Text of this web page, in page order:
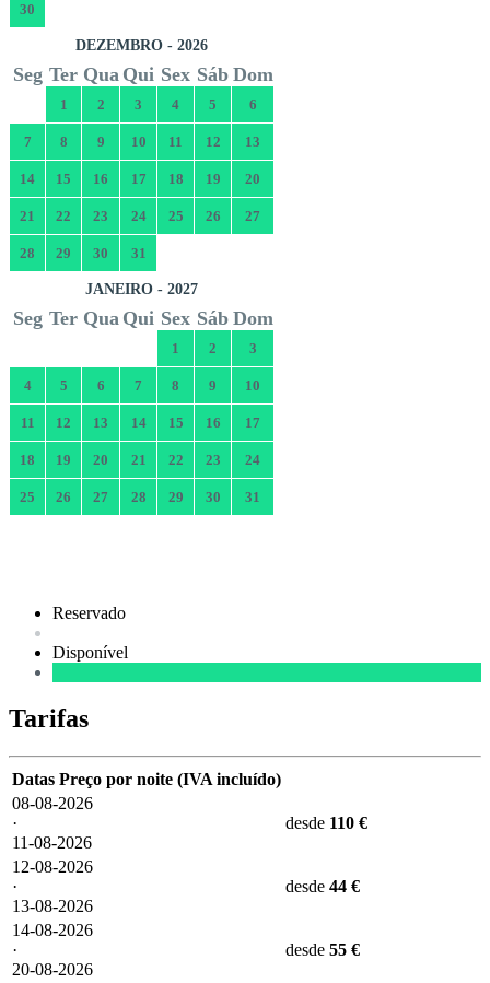
30
DEZEMBRO - 2026
Seg Ter Qua Qui Sex Sáb Dom
1 2 3 4 5 6
7 8 9 10 11 12 13
14 15 16 17 18 19 20
21 22 23 24 25 26 27
28 29 30 31
JANEIRO - 2027
Seg Ter Qua Qui Sex Sáb Dom
1 2 3
4 5 6 7 8 9 10
11 12 13 14 15 16 17
18 19 20 21 22 23 24
25 26 27 28 29 30 31
Reservado
Disponível
Tarifas
Datas Preço por noite (IVA incluído)
08-08-2026
·
11-08-2026
desde 110 €
12-08-2026
·
13-08-2026
desde 44 €
14-08-2026
·
20-08-2026
desde 55 €